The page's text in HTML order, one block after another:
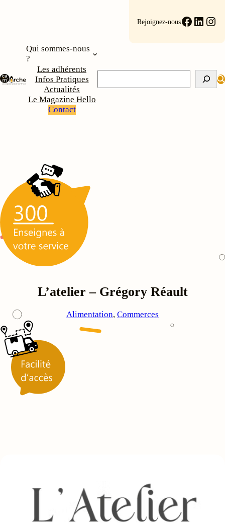
Rejoignez-nous
Qui sommes-nous
?
Les adhérents
Infos Pratiques
Actualités
Le Magazine Hello
Contact
L’atelier – Grégory Réault
Alimentation, Commerces